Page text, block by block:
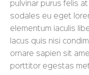
pulvinar purus felis
sodales eu eget
elementum iaculis
lacus quis nisi
ornare sapien sit
porttitor egestas